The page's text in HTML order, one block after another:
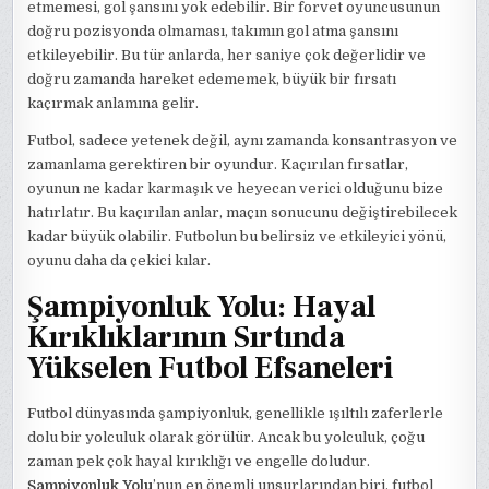
etmemesi, gol şansını yok edebilir. Bir forvet oyuncusunun
doğru pozisyonda olmaması, takımın gol atma şansını
etkileyebilir. Bu tür anlarda, her saniye çok değerlidir ve
doğru zamanda hareket edememek, büyük bir fırsatı
kaçırmak anlamına gelir.
Futbol, sadece yetenek değil, aynı zamanda konsantrasyon ve
zamanlama gerektiren bir oyundur. Kaçırılan fırsatlar,
oyunun ne kadar karmaşık ve heyecan verici olduğunu bize
hatırlatır. Bu kaçırılan anlar, maçın sonucunu değiştirebilecek
kadar büyük olabilir. Futbolun bu belirsiz ve etkileyici yönü,
oyunu daha da çekici kılar.
Şampiyonluk Yolu: Hayal
Kırıklıklarının Sırtında
Yükselen Futbol Efsaneleri
Futbol dünyasında şampiyonluk, genellikle ışıltılı zaferlerle
dolu bir yolculuk olarak görülür. Ancak bu yolculuk, çoğu
zaman pek çok hayal kırıklığı ve engelle doludur.
Şampiyonluk Yolu’nun en önemli unsurlarından biri, futbol